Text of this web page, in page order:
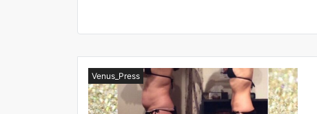
Venus_Press